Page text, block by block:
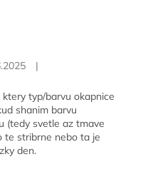
|
typ/barvu okapnice
shanim barvu
(tedy svetle az tmave
te stribrne nebo ta je
den.